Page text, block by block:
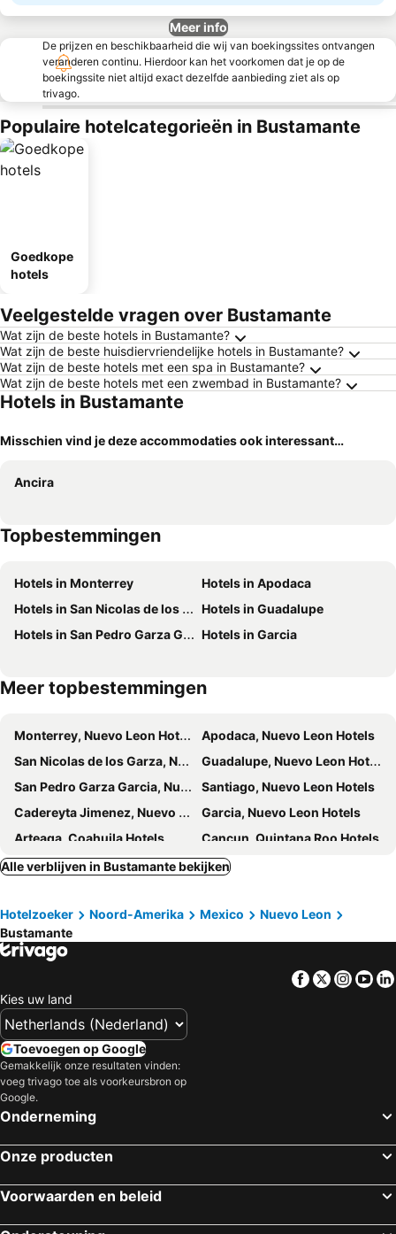
Meer info
De prijzen en beschikbaarheid die wij van boekingssites ontvangen
veranderen continu. Hierdoor kan het voorkomen dat je op de
boekingssite niet altijd exact dezelfde aanbieding ziet als op
trivago.
Populaire hotelcategorieën in Bustamante
Goedkope
hotels
Veelgestelde vragen over Bustamante
Wat zijn de beste hotels in Bustamante?
Wat zijn de beste huisdiervriendelijke hotels in Bustamante?
Wat zijn de beste hotels met een spa in Bustamante?
Wat zijn de beste hotels met een zwembad in Bustamante?
Hotels in Bustamante
Misschien vind je deze accommodaties ook interessant…
Ancira
Topbestemmingen
Hotels in Monterrey
Hotels in Apodaca
Hotels in San Nicolas de los Garza
Hotels in Guadalupe
Hotels in San Pedro Garza Garcia
Hotels in Garcia
Meer topbestemmingen
Monterrey, Nuevo Leon Hotels
Apodaca, Nuevo Leon Hotels
San Nicolas de los Garza, Nuevo Leon Hotels
Guadalupe, Nuevo Leon Hotels
San Pedro Garza Garcia, Nuevo Leon Hotels
Santiago, Nuevo Leon Hotels
Cadereyta Jimenez, Nuevo Leon Hotels
Garcia, Nuevo Leon Hotels
Arteaga, Coahuila Hotels
Cancun, Quintana Roo Hotels
Playa del Carmen, Quintana Roo Hotels
Mexico City, Distrito Federal Hotels
Valladolid, Yucatan Hotels
Zipolite, Oaxaca Hotels
Bacalar, Quintana Roo Hotels
Isla Mujeres, Quintana Roo Hotels
Alle verblijven in Bustamante bekijken
Hotelzoeker Noord-Amerika Mexico
Nuevo Leon
Bustamante
Facebook
Twitter
Kies uw land
Toevoegen op Google
Gemakkelijk onze resultaten vinden:
voeg trivago toe als voorkeursbron op
Google.
Onderneming
Onze producten
Voorwaarden en beleid